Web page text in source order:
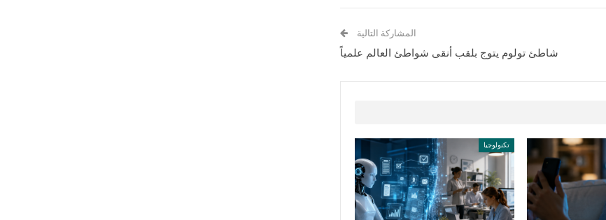
المشاركة التالية
شاطئ تولوم يتوج بلقب أنقى شواطئ العالم علمياً
تكنولوجيا